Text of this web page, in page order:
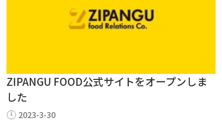
ZIPANGU FOOD公式サイトをオープンしま
した
2023-3-30